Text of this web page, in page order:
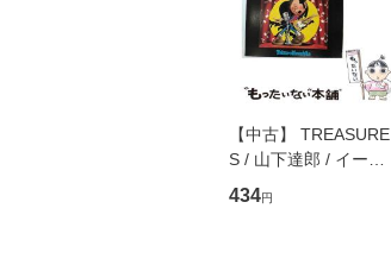
【中古】 TREASURE
S / 山下達郎 / イース
トウエスト・ジャパン
[CD]【メール便送料無
434円